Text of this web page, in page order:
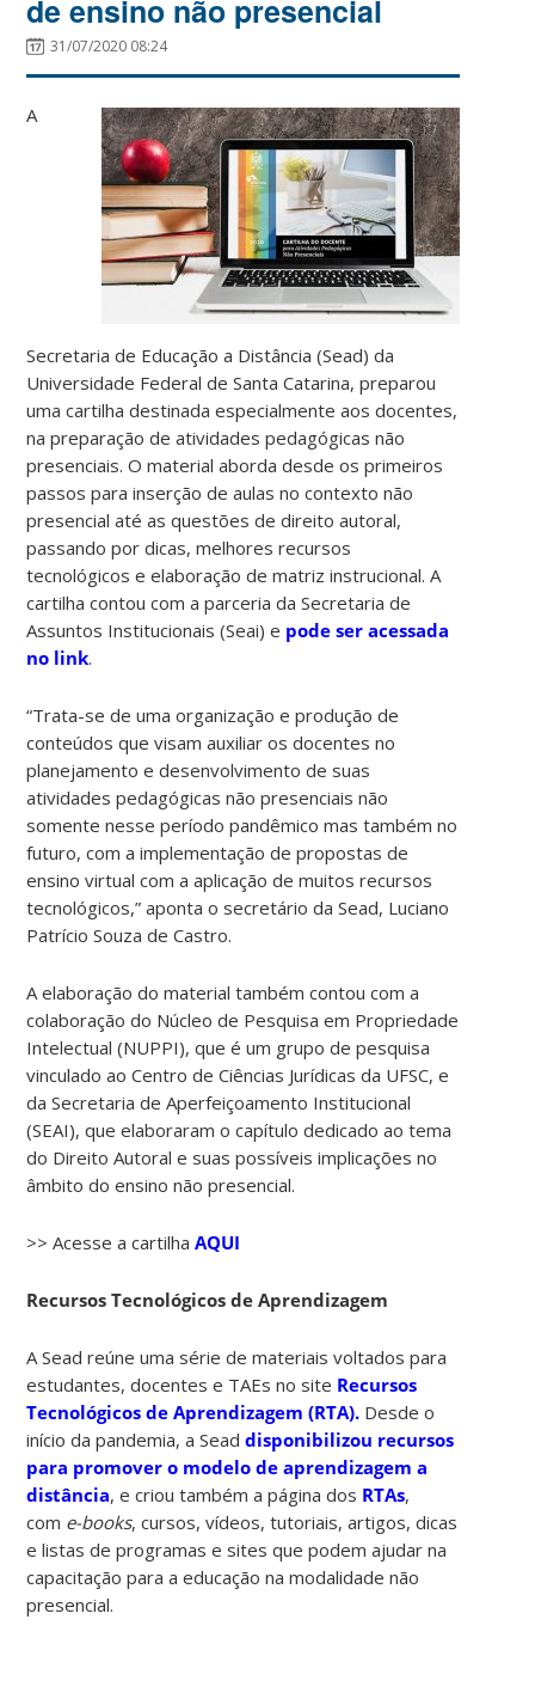
de ensino não presencial
31/07/2020 08:24
A
Secretaria de Educação a Distância (Sead) da
Universidade Federal de Santa Catarina, preparou
uma cartilha destinada especialmente aos docentes,
na preparação de atividades pedagógicas não
presenciais. O material aborda desde os primeiros
passos para inserção de aulas no contexto não
presencial até as questões de direito autoral,
passando por dicas, melhores recursos
tecnológicos e elaboração de matriz instrucional. A
cartilha contou com a parceria da Secretaria de
Assuntos Institucionais (Seai) e pode ser acessada
no link.
“Trata-se de uma organização e produção de
conteúdos que visam auxiliar os docentes no
planejamento e desenvolvimento de suas
atividades pedagógicas não presenciais não
somente nesse período pandêmico mas também no
futuro, com a implementação de propostas de
ensino virtual com a aplicação de muitos recursos
tecnológicos,” aponta o secretário da Sead, Luciano
Patrício Souza de Castro.
A elaboração do material também contou com a
colaboração do Núcleo de Pesquisa em Propriedade
Intelectual (NUPPI), que é um grupo de pesquisa
vinculado ao Centro de Ciências Jurídicas da UFSC, e
da Secretaria de Aperfeiçoamento Institucional
(SEAI), que elaboraram o capítulo dedicado ao tema
do Direito Autoral e suas possíveis implicações no
âmbito do ensino não presencial.
>> Acesse a cartilhaAQUI
Recursos Tecnológicos de Aprendizagem
A Sead reúne uma série de materiais voltados para
estudantes, docentes e TAEs no site Recursos
Tecnológicos de Aprendizagem (RTA). Desde o
início da pandemia, a Seaddisponibilizou recursos
para promover o modelo de aprendizagem a
distância, e criou também a página dos RTAs,
com e-books, cursos, vídeos, tutoriais, artigos, dicas
e listas de programas e sites que podem ajudar na
capacitação para a educação na modalidade não
presencial.